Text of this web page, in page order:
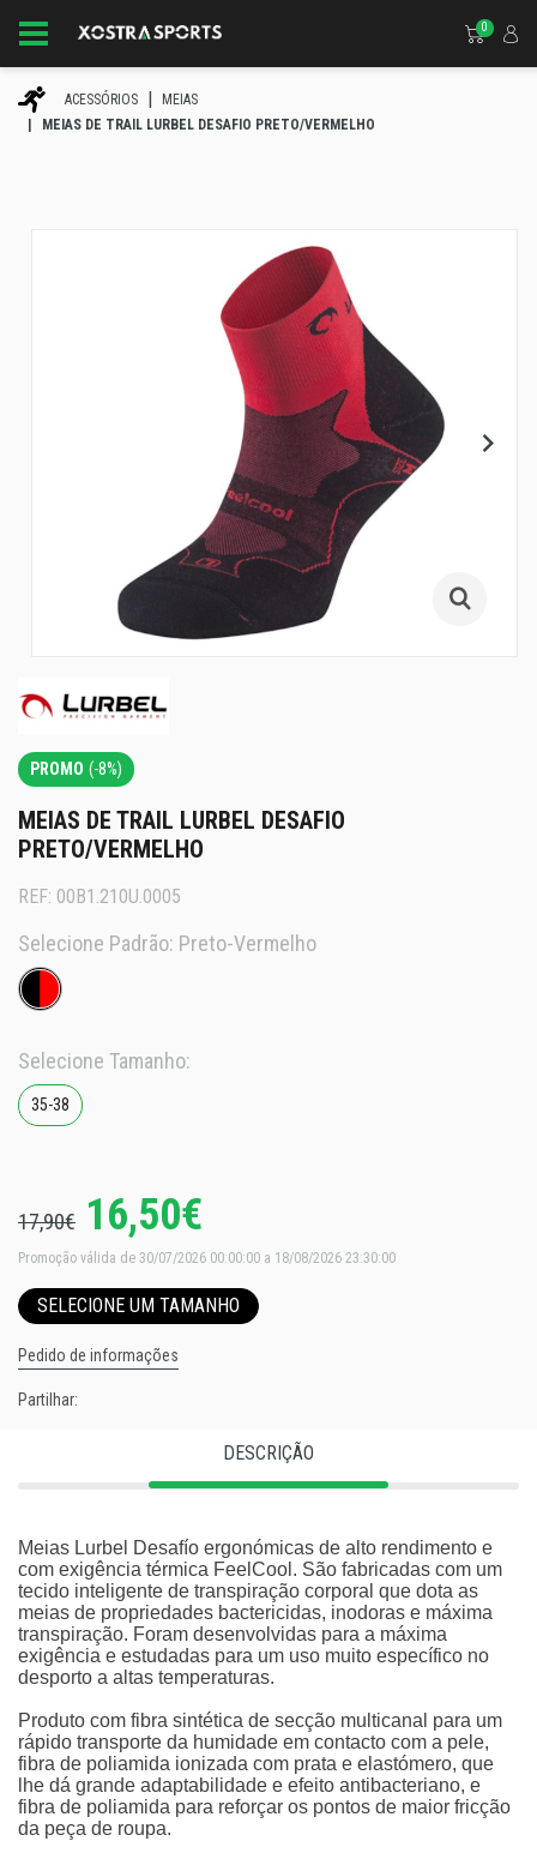
0
ACESSÓRIOS
MEIAS
MEIAS DE TRAIL LURBEL DESAFIO PRETO/VERMELHO
DESCRIÇÃO
Meias Lurbel Desafío ergonómicas de alto rendimento e
com exigência térmica FeelCool. São fabricadas com um
tecido inteligente de transpiração corporal que dota as
meias de propriedades bactericidas, inodoras e máxima
transpiração. Foram desenvolvidas para a máxima
exigência e estudadas para um uso muito específico no
desporto a altas temperaturas.
Produto com fibra sintética de secção multicanal para um
rápido transporte da humidade em contacto com a pele,
fibra de poliamida ionizada com prata e elastómero, que
lhe dá grande adaptabilidade e efeito antibacteriano, e
fibra de poliamida para reforçar os pontos de maior fricção
da peça de roupa.
PROMO (-8%)
MEIAS DE TRAIL LURBEL DESAFIO
PRETO/VERMELHO
REF: 00B1.210U.0005
Selecione Padrão: Preto-Vermelho
Selecione Tamanho:
35-38
17,90€ 16,50€
Promoção válida de 30/07/2026 00:00:00 a 18/08/2026 23:30:00
SELECIONE UM TAMANHO
Pedido de informações
Partilhar: